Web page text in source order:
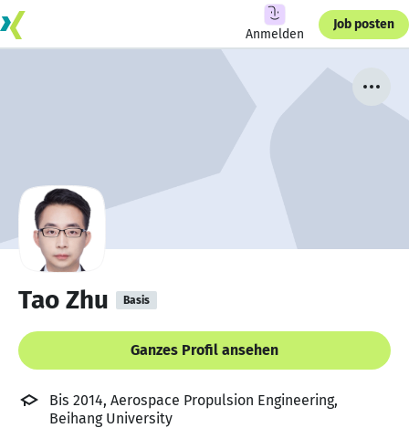
Anmelden
Job posten
Tao Zhu Basis
Ganzes Profil ansehen
Bis 2014, Aerospace Propulsion Engineering,
Beihang University